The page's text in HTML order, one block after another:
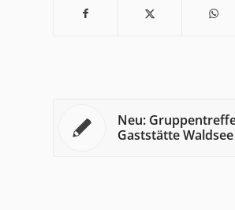
Neu:
Gaststätte Waldsee